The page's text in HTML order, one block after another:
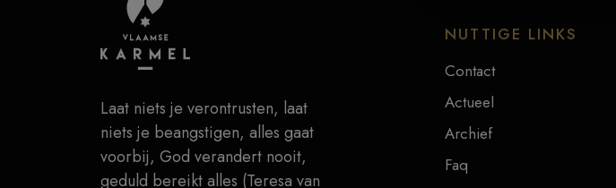
Laat niets je verontrusten, laat
niets je beangstigen, alles gaat
voorbij, God verandert nooit,
geduld bereikt alles (Teresa van
NUTTIGE LINKS
Contact
Actueel
Archief
Faq